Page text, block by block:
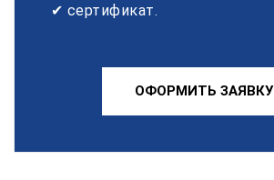
✔ сертификат.
ОФОРМИТЬ ЗАЯВКУ